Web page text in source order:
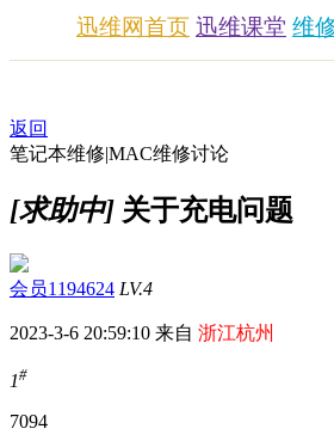
迅维网首页 迅维课堂 维
返回
笔记本维修|MAC维修讨论
[求助中] 关于充电问题
会员1194624 LV.4
2023-3-6 20:59:10 来自 浙江杭州
1#
7094